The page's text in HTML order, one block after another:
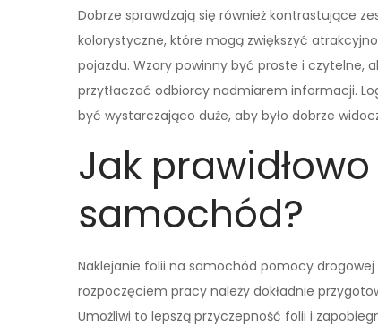
Dobrze sprawdzają się również kontrastujące
kolorystyczne, które mogą zwiększyć
pojazdu. Wzory powinny być proste i czytelne,
przytłaczać odbiorcy nadmiarem informacji.
być wystarczająco duże, aby było dobrze
Jak
samochód?
Naklejanie folii na samochód pomocy
rozpoczęciem pracy należy dokładnie
Umożliwi to lepszą przyczepność folii i